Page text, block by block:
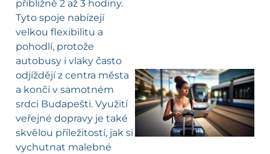
přibližně 2 až 3 hodiny.
Tyto spoje nabízejí
velkou flexibilitu a
pohodlí, protože
autobusy i vlaky často
odjíždějí z centra města
a končí v samotném
srdci Budapešti. Využití
veřejné dopravy je také
skvělou příležitostí, jak si
vychutnat malebné